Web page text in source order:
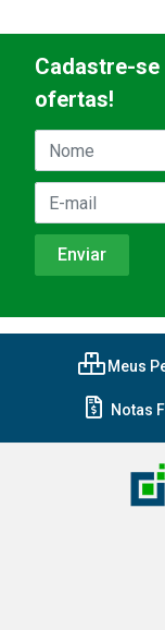
Cadastre-
ofertas!
Meus
Notas